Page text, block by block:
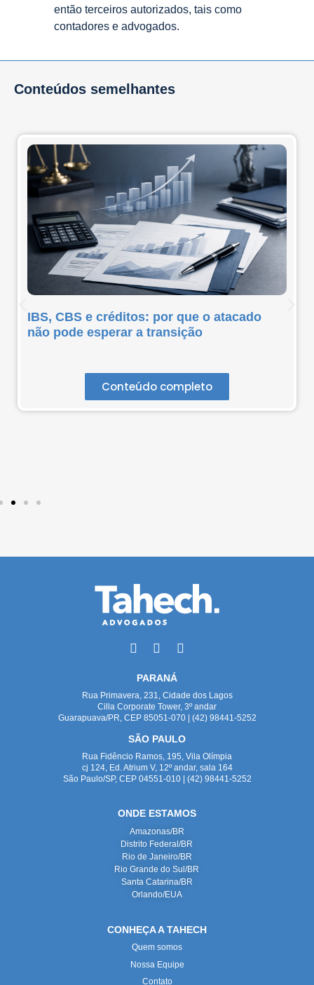
então terceiros autorizados, tais como
contadores e advogados.
Conteúdos semelhantes
IBS, CBS e créditos: por que o atacado
não pode esperar a transição
Conteúdo completo
PARANÁ
Rua Primavera, 231, Cidade dos Lagos
Cilla Corporate Tower, 3º andar
Guarapuava/PR, CEP 85051-070 | (42) 98441-5252
SÃO PAULO
Rua Fidêncio Ramos, 195, Vila Olímpia
cj 124, Ed. Atrium V, 12º andar, sala 164
São Paulo/SP, CEP 04551-010 | (42) 98441-5252
ONDE ESTAMOS
Amazonas/BR
Distrito Federal/BR
Rio de Janeiro/BR
Rio Grande do Sul/BR
Santa Catarina/BR
Orlando/EUA
CONHEÇA A TAHECH
Quem somos
Nossa Equipe
Contato